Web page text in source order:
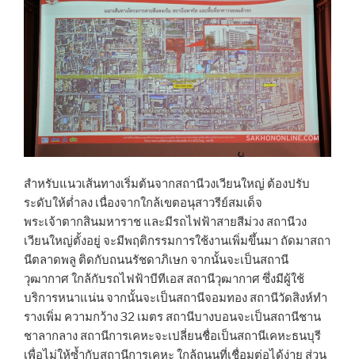
สำหรับแนวเส้นทางเริ่มต้นจากสถานีวงเวียนใหญ่ ต้องปรับ
ระดับให้ต่ำลง เนื่องจากใกล้เขตอนุสาวรีย์สมเด็จ
พระเจ้าตากสินมหาราช และมีรถไฟฟ้าสายสีม่วง สถานีวง
เวียนใหญ่ตั้งอยู่ จะมีพฤติกรรมการใช้งานเพิ่มขึ้นมา ถัดมาสถา
นีตลาดพลู ติดกับถนนรัชดาภิเษก จากนั้นจะเป็นสถานี
วุฒากาศ ใกล้กับรถไฟฟ้าบีทีเอส สถานีวุฒากาศ ซึ่งมีผู้ใช้
บริการหนาแน่น จากนั้นจะเป็นสถานีจอมทอง สถานีวัดสิงห์ทำ
รางเพิ่ม ความกว้าง 32 เมตร สถานีบางบอนจะเป็นสถานีชาน
ชาลากลาง สถานีการเคหะจะเปลี่ยนชื่อเป็นสถานีเคหะธนบุรี
เพื่อไม่ให้ซ้ำกับสถานีการเคหะ ใกล้ถนนที่เชื่อมต่อได้ง่าย ส่วน